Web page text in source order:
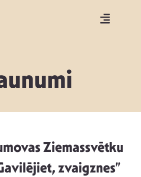
Ziemassvētku
zvaigznes”